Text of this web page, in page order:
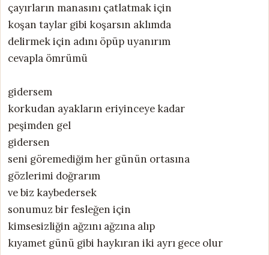
çayırların manasını çatlatmak için
koşan taylar gibi koşarsın aklımda
delirmek için adını öpüp uyanırım
cevapla ömrümü
gidersem
korkudan ayakların eriyinceye kadar
peşimden gel
gidersen
seni göremediğim her günün ortasına
gözlerimi doğrarım
ve biz kaybedersek
sonumuz bir fesleğen için
kimsesizliğin ağzını ağzına alıp
kıyamet günü gibi haykıran iki ayrı gece olur